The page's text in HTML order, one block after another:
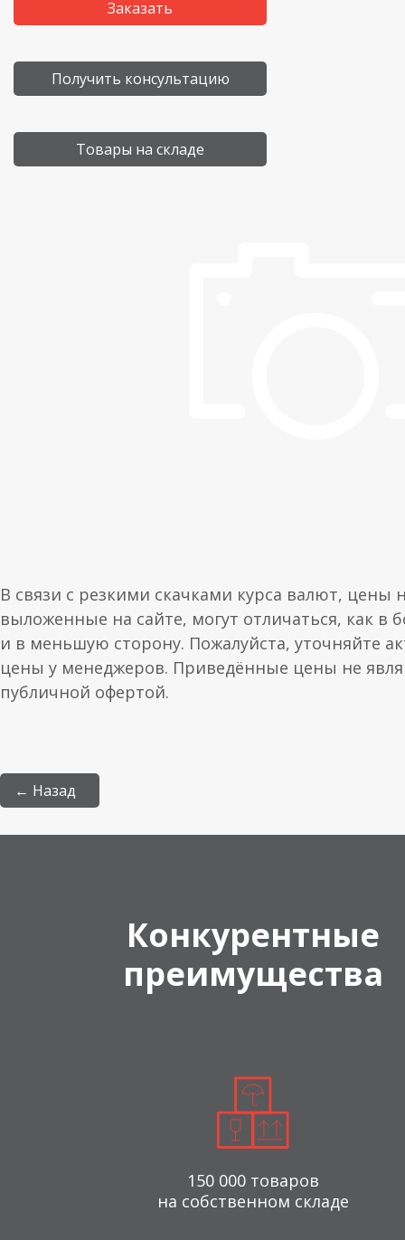
Заказать
Получить консультацию
Товары на складе
В связи с резкими скачками курса валют, цены
выложенные на сайте, могут отличаться, как в
и в меньшую сторону. Пожалуйста, уточняйте
цены у менеджеров. Приведённые цены не
публичной офертой.
← Назад
Конкурентные
преимущества
150 000 товаров
на собственном складе